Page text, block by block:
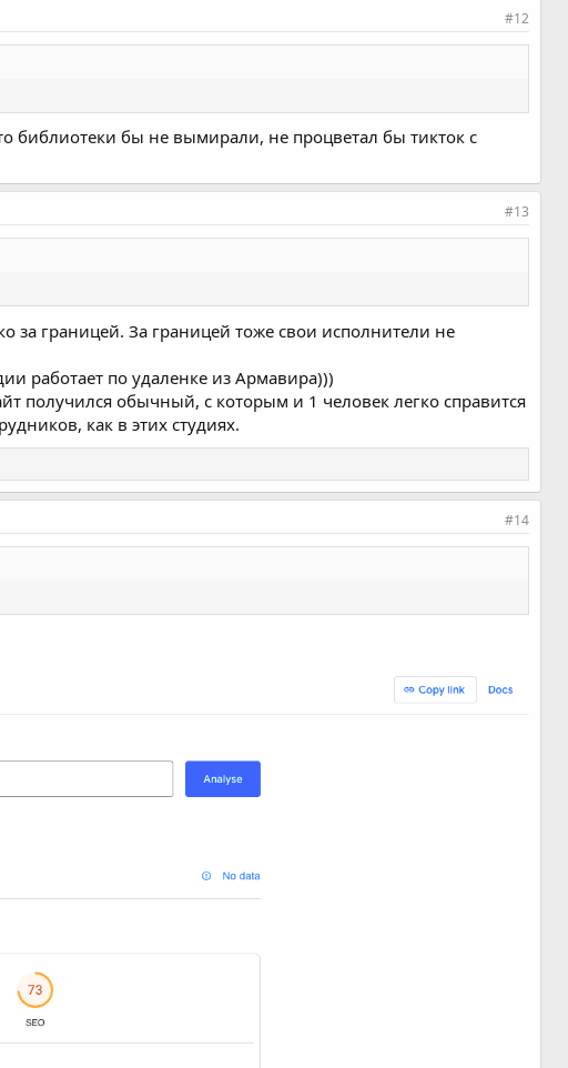
#12
библиотеки бы не вымирали, не процветал бы тикток с
#13
за границей. За границей тоже свои исполнители не
работает по удаленке из Армавира)))
получился обычный, с которым и 1 человек легко справится
как в этих студиях.
#14